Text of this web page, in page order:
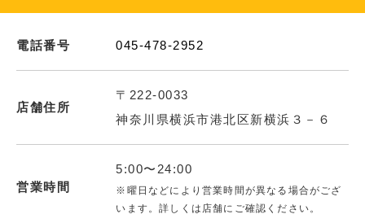
電話番号 045-478-2952
店舗住所
〒222-0033
神奈川県横浜市港北区新横浜３－６
営業時間
5:00〜24:00
※曜日などにより営業時間が異なる場合がござ
います。詳しくは店舗にご確認ください。